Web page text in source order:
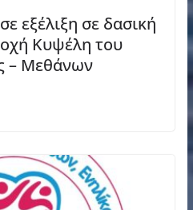
εξέλιξη σε δασική
Κυψέλη του
– Μεθάνων